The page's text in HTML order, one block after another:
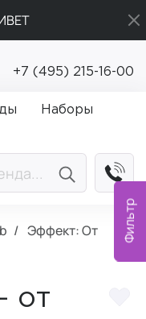
Фильтр
от 5 000₽
от 5 000₽
+7 (495) 215-16-00
Наборы
Эффект: От
от